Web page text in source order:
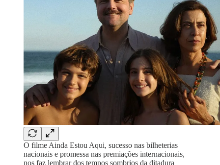
O filme Ainda Estou Aqui, sucesso nas bilheterias
nacionais e promessa nas premiações internacionais,
nos faz lembrar dos tempos sombrios da ditadura